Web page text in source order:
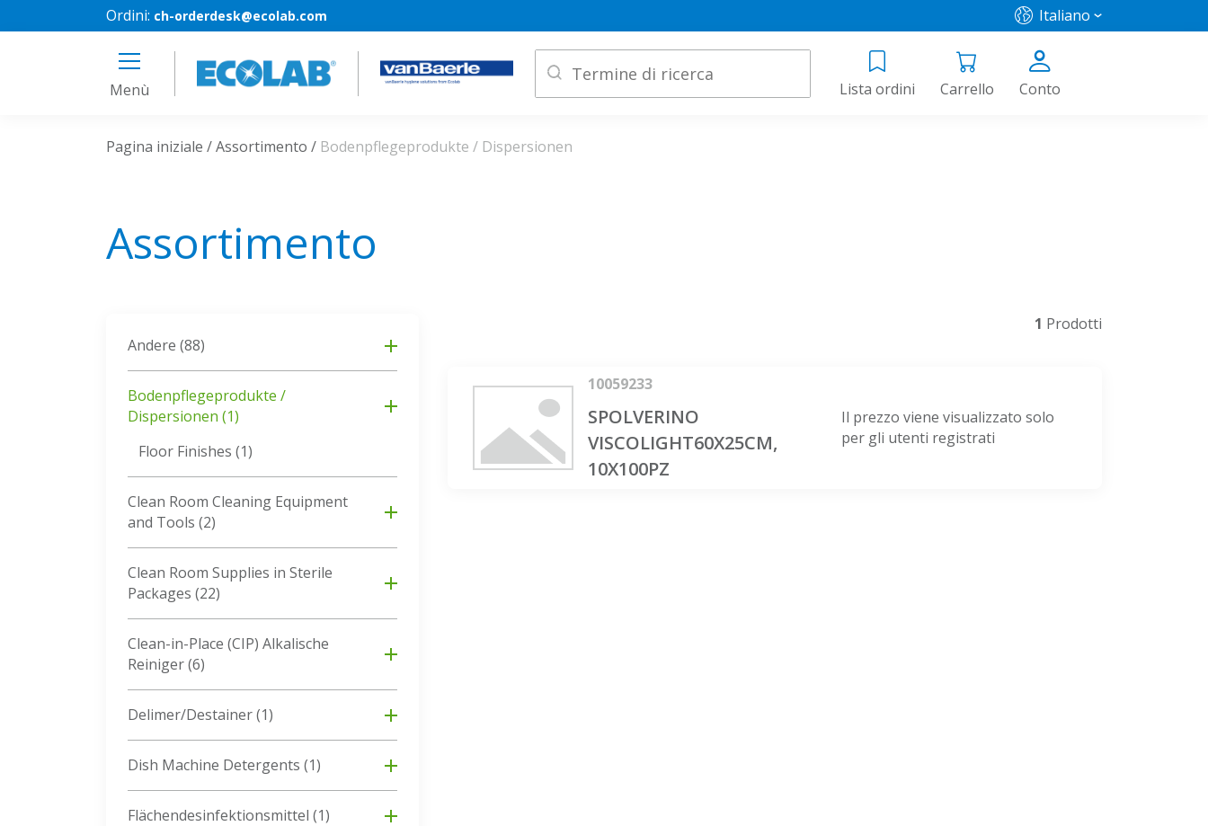
Ordini: ch-orderdesk@ecolab.com Italiano
Menù Lista ordini Carrello Conto
Pagina iniziale Assortimento Bodenpflegeprodukte / Dispersionen
Assortimento
Andere (88)
Bodenpflegeprodukte /
Dispersionen (1)
Floor Finishes (1)
Clean Room Cleaning Equipment
and Tools (2)
Clean Room Supplies in Sterile
Packages (22)
Clean-in-Place (CIP) Alkalische
Reiniger(6)
Delimer/Destainer(1)
Dish Machine Detergents (1)
Flächendesinfektionsmittel (1)
1 Prodotti
10059233
SPOLVERINO
VISCOLIGHT60X25CM,
10X100PZ
Il prezzo viene visualizzato solo
per gli utenti registrati